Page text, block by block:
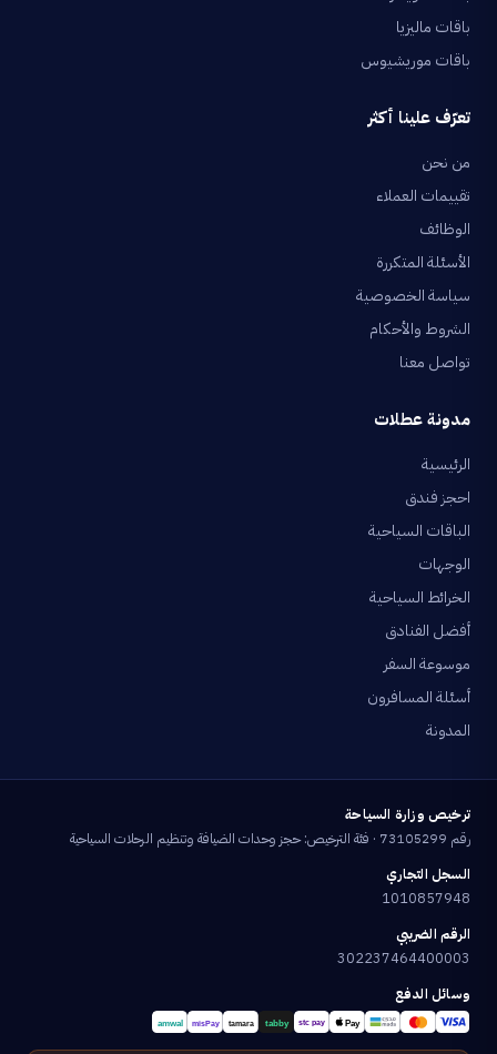
باقات ماليزيا
باقات موريشيوس
تعرّف علينا أكثر
من نحن
تقييمات العملاء
الوظائف
الأسئلة المتكررة
سياسة الخصوصية
الشروط والأحكام
تواصل معنا
مدونة عطلات
الرئيسية
احجز فندق
الباقات السياحية
الوجهات
الخرائط السياحية
أفضل الفنادق
موسوعة السفر
أسئلة المسافرون
المدونة
ترخيص وزارة السياحة
رقم 73105299 · فئة الترخيص: حجز وحدات الضيافة وتنظيم الرحلات السياحية
السجل التجاري
1010857948
الرقم الضريبي
302237464400003
وسائل الدفع